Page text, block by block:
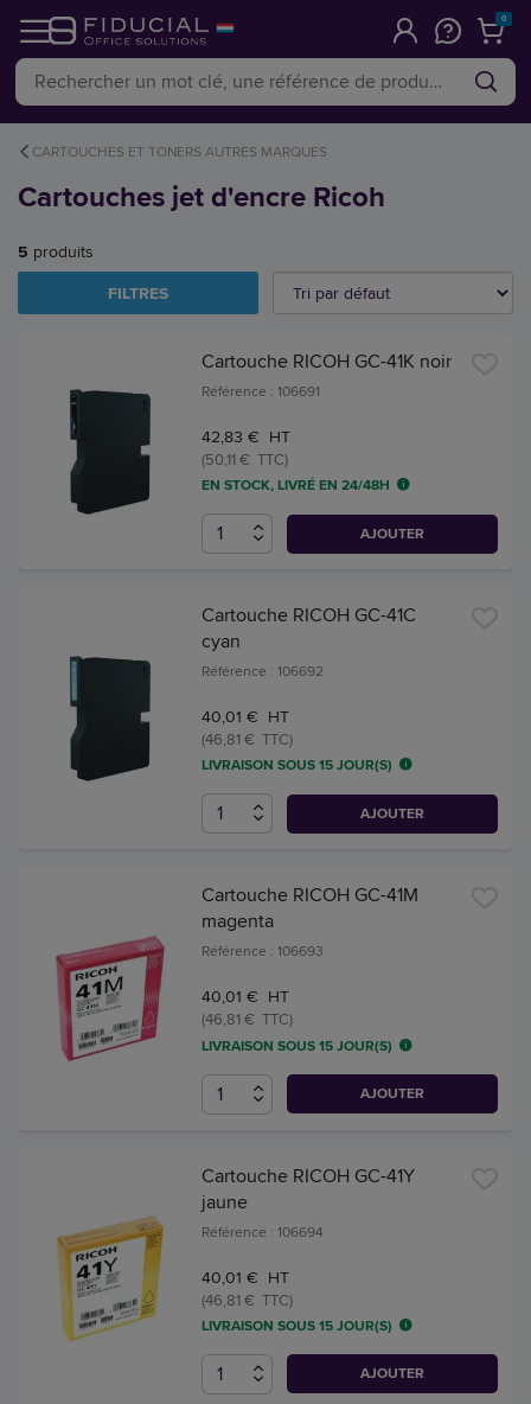
0
CARTOUCHES ET TONERS AUTRES MARQUES
Cartouches jet d'encre Ricoh
5 produits
FILTRES
Cartouche RICOH GC-41K noir
Référence : 106691
42,83 € HT
(50,11 € TTC)
EN STOCK, LIVRÉ EN 24/48H
AJOUTER
Cartouche RICOH GC-41C
cyan
Référence : 106692
40,01 € HT
(46,81 € TTC)
LIVRAISON SOUS 15 JOUR(S)
AJOUTER
Cartouche RICOH GC-41M
magenta
Référence : 106693
40,01 € HT
(46,81 € TTC)
LIVRAISON SOUS 15 JOUR(S)
AJOUTER
Cartouche RICOH GC-41Y
jaune
Référence : 106694
40,01 € HT
(46,81 € TTC)
LIVRAISON SOUS 15 JOUR(S)
AJOUTER